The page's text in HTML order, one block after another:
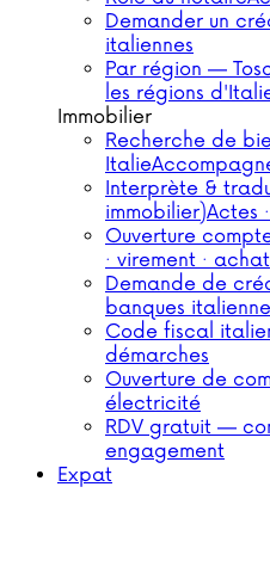
Demander un
italiennes
Par région —
les régions
Immobilier
Recherche de
Italie
Interprète &
immobilier)Actes
Ouverture
· virement · achat
Demande de
banques
Code fiscal
démarches
Ouverture de
électricité
RDV gratuit —
engagement
Expat